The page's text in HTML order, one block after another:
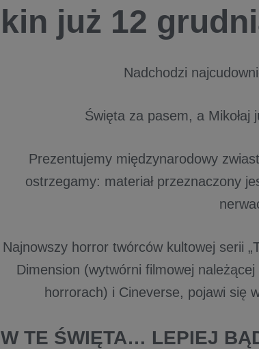
kin już 12
Nadchodzi
Święta za pasem, a
Prezentujemy międzynarodowy
ostrzegamy: materiał przeznaczony
Najnowszy horror twórców kultowej serii
Dimension (wytwórni filmowej
horrorach) i Cineverse, pojawi się
W TE ŚWIĘTA… LEPIEJ